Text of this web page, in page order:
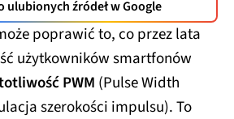
ulubionych źródeł w Google
poprawić to, co przez lata
użytkowników smartfonów
PWM (Pulse Width
szerokości impulsu). To